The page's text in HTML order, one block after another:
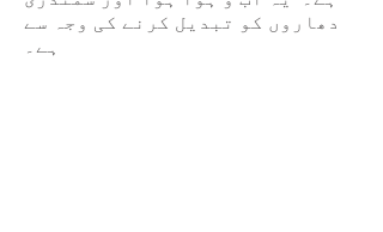
دھاروں کو تبدیل کرنے کی وجہ سے